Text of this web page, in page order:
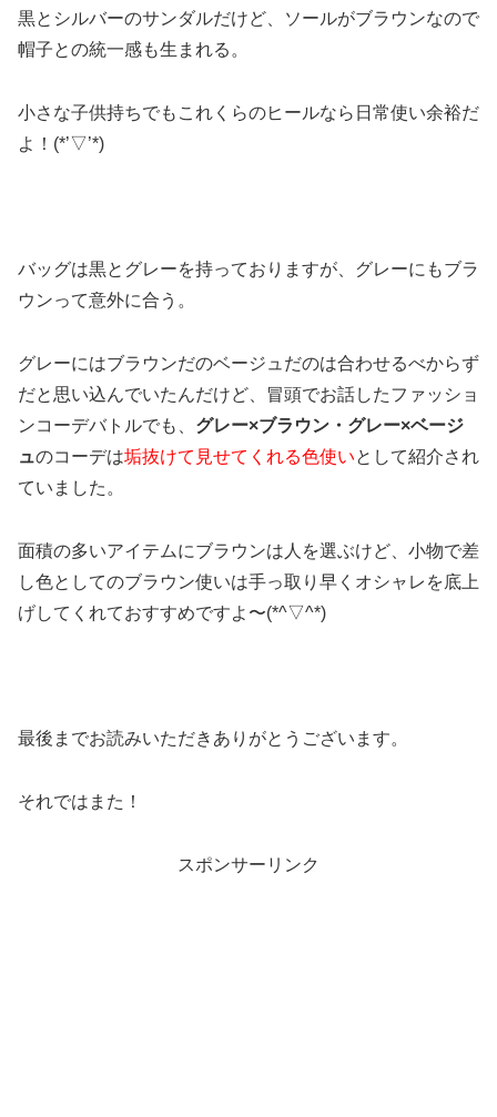
黒とシルバーのサンダルだけど、ソールがブラウンなので
帽子との統一感も生まれる。
小さな子供持ちでもこれくらのヒールなら日常使い余裕だ
よ！(*’▽’*)
バッグは黒とグレーを持っておりますが、グレーにもブラ
ウンって意外に合う。
グレーにはブラウンだのベージュだのは合わせるべからず
だと思い込んでいたんだけど、冒頭でお話したファッショ
ンコーデバトルでも、 グレー×ブラウン・グレー×ベージ
ュのコーデは垢抜けて見せてくれる色使いとして紹介され
ていました。
面積の多いアイテムにブラウンは人を選ぶけど、小物で差
し色としてのブラウン使いは手っ取り早くオシャレを底上
げしてくれておすすめですよ〜(*^▽^*)
最後までお読みいただきありがとうございます。
それではまた！
スポンサーリンク